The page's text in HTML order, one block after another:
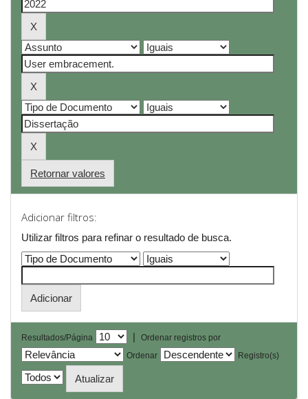
Retornar valores
Adicionar filtros:
Utilizar filtros para refinar o resultado de busca.
Resultados/Página |
Ordenar registros por
Ordenar
Registro(s)